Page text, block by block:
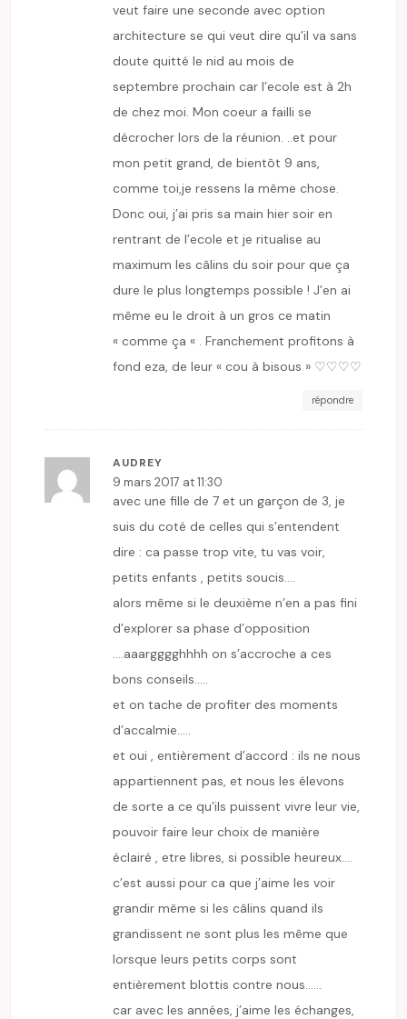
veut faire une seconde avec option
architecture se qui veut dire qu’il va sans
doute quitté le nid au mois de
septembre prochain car l’ecole est à 2h
de chez moi. Mon coeur a failli se
décrocher lors de la réunion. ..et pour
mon petit grand, de bientôt 9 ans,
comme toi,je ressens la même chose.
Donc oui, j’ai pris sa main hier soir en
rentrant de l’ecole et je ritualise au
maximum les câlins du soir pour que ça
dure le plus longtemps possible ! J’en ai
même eu le droit à un gros ce matin
« comme ça « . Franchement profitons à
fond eza, de leur « cou à bisous » ♡♡♡♡
répondre
AUDREY
9 mars 2017 at 11:30
avec une fille de 7 et un garçon de 3, je
suis du coté de celles qui s’entendent
dire : ca passe trop vite, tu vas voir,
petits enfants , petits soucis….
alors même si le deuxième n’en a pas fini
d’explorer sa phase d’opposition
….aaargggghhhh on s’accroche a ces
bons conseils…..
et on tache de profiter des moments
d’accalmie…..
et oui , entièrement d’accord : ils ne nous
appartiennent pas, et nous les élevons
de sorte a ce qu’ils puissent vivre leur vie,
pouvoir faire leur choix de manière
éclairé , etre libres, si possible heureux….
c’est aussi pour ca que j’aime les voir
grandir même si les câlins quand ils
grandissent ne sont plus les même que
lorsque leurs petits corps sont
entièrement blottis contre nous……
car avec les années, j’aime les échanges,